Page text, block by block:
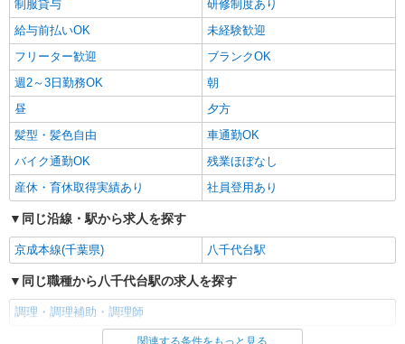
制服貸与
研修制度あり
給与前払いOK
未経験歓迎
フリーター歓迎
ブランクOK
週2～3日勤務OK
朝
昼
夕方
髪型・髪色自由
車通勤OK
バイク通勤OK
残業ほぼなし
産休・育休取得実績あり
社員登用あり
同じ沿線・駅から求人を探す
京成本線(千葉県) 八千代台駅
同じ職種から八千代台駅の求人を探す
調理・調理補助・調理師
関連する条件をもっと見る